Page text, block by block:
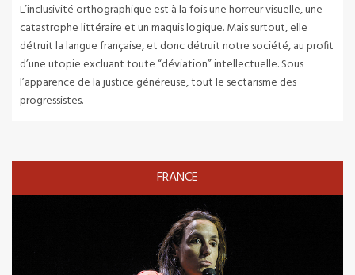
L’inclusivité orthographique est à la fois une horreur visuelle, une
catastrophe littéraire et un maquis logique. Mais surtout, elle
détruit la langue française, et donc détruit notre société, au profit
d’une utopie excluant toute “déviation” intellectuelle. Sous
l’apparence de la justice généreuse, tout le sectarisme des
progressistes.
FRANCE